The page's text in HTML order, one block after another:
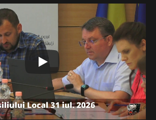
– sedinta extraordinara din